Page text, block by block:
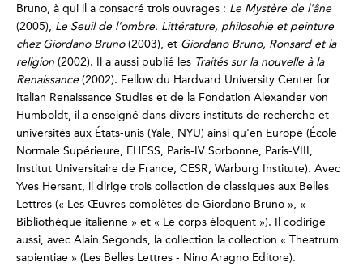
Bruno, à qui il a consacré trois ouvrages : Le Mystère de l'âne
(2005), Le Seuil de l'ombre. Littérature, philosohie et peinture
chez Giordano Bruno(2003), et Giordano Bruno, Ronsard et la
religion (2002). Il a aussi publié les Traités sur la nouvelle à la
Renaissance (2002). Fellow du Hardvard University Center for
Italian Renaissance Studies et de la Fondation Alexander von
Humboldt, il a enseigné dans divers instituts de recherche et
universités aux États-unis (Yale, NYU) ainsi qu'en Europe (École
Normale Supérieure, EHESS, Paris-IV Sorbonne, Paris-VIII,
Institut Universitaire de France, CESR, Warburg Institute). Avec
Yves Hersant, il dirige trois collection de classiques aux Belles
Lettres (« Les Œuvres complètes de Giordano Bruno », «
Bibliothèque italienne » et « Le corps éloquent »). Il codirige
aussi, avec Alain Segonds, la collection la collection « Theatrum
sapientiae » (Les Belles Lettres - Nino Aragno Editore).